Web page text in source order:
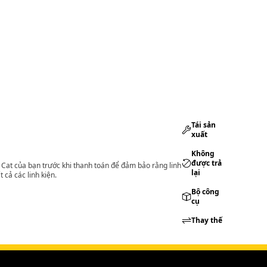
của bạn trước khi thanh toán để đảm bảo rằng linh
cả các linh kiện.
Tái sản
xuất
Không
được trả
lại
Bộ công
cụ
Thay thế